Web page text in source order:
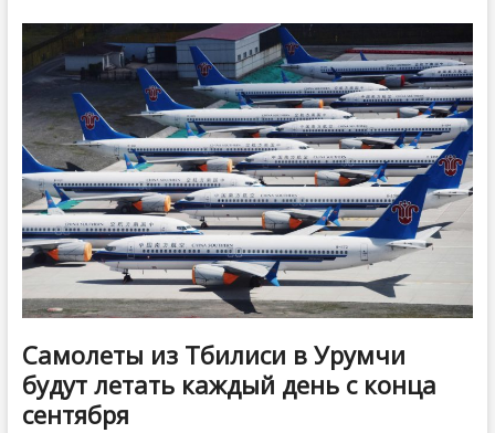
t
o
n
Самолеты из Тбилиси в Урумчи
будут летать каждый день с конца
сентября